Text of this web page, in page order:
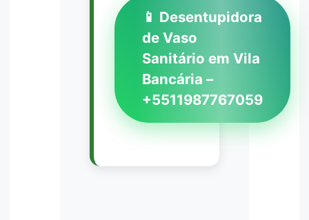
📱 Desentupidora
de Vaso
Sanitário em Vila
Bancária –
+5511987767059